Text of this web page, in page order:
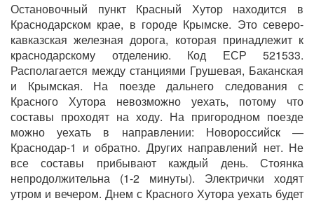
Остановочный пункт Красный Хутор находится в
Краснодарском крае, в городе Крымске. Это северо-
кавказская железная дорога, которая принадлежит к
краснодарскому отделению. Код ЕСР 521533.
Располагается между станциями Грушевая, Баканская
и Крымская. На поезде дальнего следования с
Красного Хутора невозможно уехать, потому что
составы проходят на ходу. На пригородном поезде
можно уехать в направлении: Новороссийск —
Краснодар-1 и обратно. Других направлений нет. Не
все составы прибывают каждый день. Стоянка
непродолжительна (1-2 минуты). Электрички ходят
утром и вечером. Днем с Красного Хутора уехать будет